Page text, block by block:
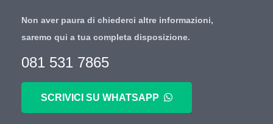
Non aver paura di chiederci altre informazioni,
saremo qui a tua completa disposizione.
081 531 7865
SCRIVICI SU WHATSAPP